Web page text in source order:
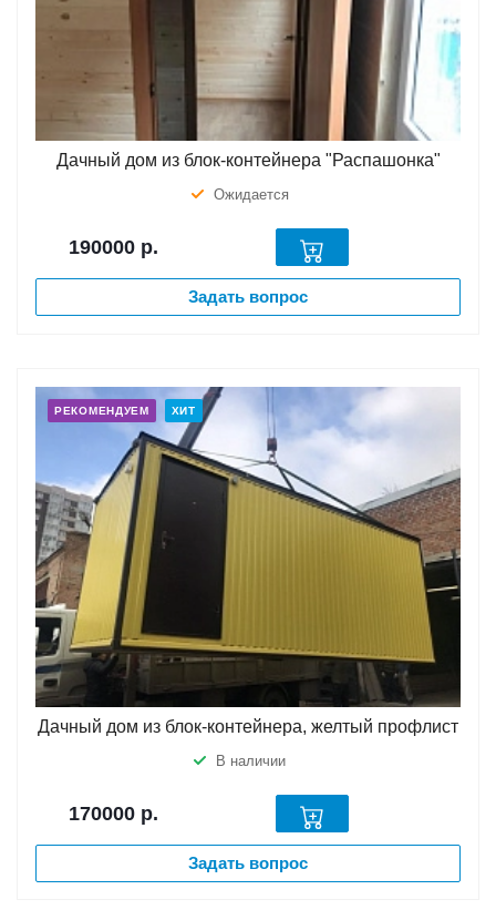
Дачный дом из блок-контейнера "Распашонка"
Ожидается
190000 р.
Задать вопрос
РЕКОМЕНДУЕМ ХИТ
Дачный дом из блок-контейнера, желтый профлист
В наличии
170000 р.
Задать вопрос